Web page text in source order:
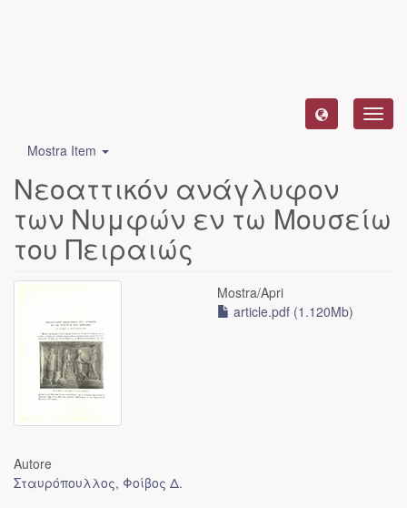
Mostra Item
Νεοαττικόν ανάγλυφον
των Νυμφών εν τω Μουσείω
του Πειραιώς
Mostra/Apri
article.pdf (1.120Mb)
Autore
Σταυρόπουλλος, Φοίβος Δ.